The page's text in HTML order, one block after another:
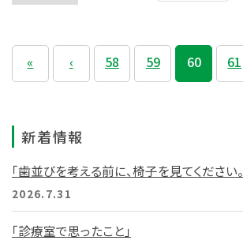
« ‹ 58 59 60 61
新着情報
「歯並びを考える前に、椅子を見てください。
2026.7.31
「診療室で思ったこと」